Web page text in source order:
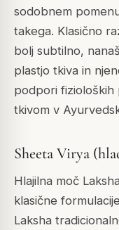
sodobnem
takega. Klasično
bolj subtilno,
plastjo tkiva in
podpori fizioloških
tkivom v
Sheeta Virya
Hlajilna moč
klasične
Laksha